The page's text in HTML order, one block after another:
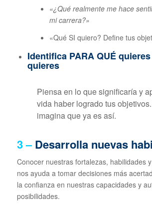
«¿Qué realmente me hace
mi carrera?»
«Qué SI quiero? Define tus
Identifica PARA QUÉ
quieres
Piensa en lo que significaría y
vida haber logrado tus
imagina que ya es así.
3 –Desarrolla nuevas
Conocer nuestras fortalezas, habilidades
nos ayuda a tomar decisiones más
la confianza en nuestras capacidades y
posibilidades.